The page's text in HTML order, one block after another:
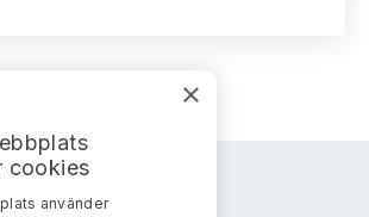
×
cookies
använder